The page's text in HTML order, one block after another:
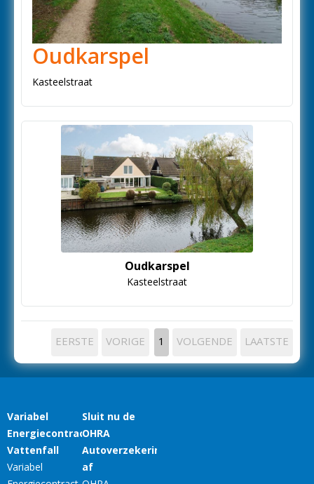
Oudkarspel
Kasteelstraat
Oudkarspel
Kasteelstraat
EERSTE VORIGE 1 VOLGENDE LAATSTE